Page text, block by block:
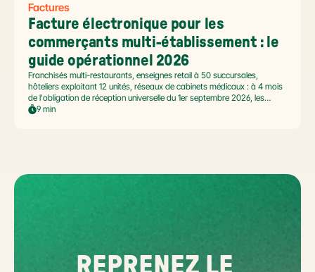
Factures
Facture électronique pour les
commerçants multi-établissement : le
guide opérationnel 2026
Franchisés multi-restaurants, enseignes retail à 50 succursales,
hôteliers exploitant 12 unités, réseaux de cabinets médicaux : à 4 mois
de l'obligation de réception universelle du 1er septembre 2026, les
commerçants multi-établissement ont un défi spécifique. Ce guide
9 min